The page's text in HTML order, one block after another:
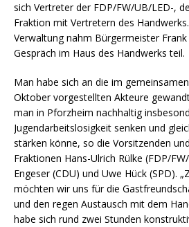
sich Vertreter der FDP/FW/UB/LED-,
Fraktion mit Vertretern des
Verwaltung nahm Bürgermeister
Gespräch im Haus des Handwerks teil.
Man habe sich an die im
Oktober vorgestellten Akteure
man in Pforzheim nachhaltig
Jugendarbeitslosigkeit senken und
stärken könne, so die Vorsitzenden
Fraktionen Hans-Ulrich Rülke (FDP/
Engeser (CDU) und Uwe Hück (SPD).
möchten wir uns für die
und den regen Austausch mit dem
habe sich rund zwei Stunden